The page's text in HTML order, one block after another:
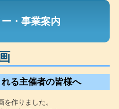
・事業案内
る主催者の皆様へ
作りました。